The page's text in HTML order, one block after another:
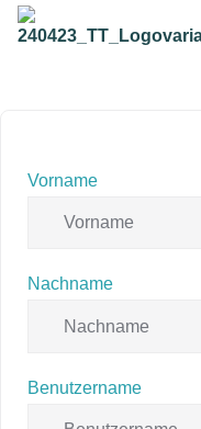
Vorname
Nachname
Benutzername